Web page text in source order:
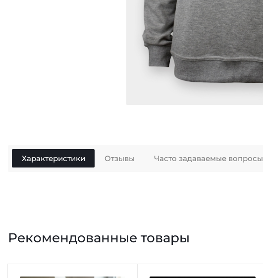
Характеристики Отзывы Часто задаваемые вопросы
Рекомендованные товары